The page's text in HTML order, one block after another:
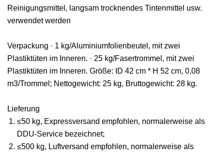
Reinigungsmittel, langsam trocknendes Tintenmittel usw.
verwendet werden
Verpackung · 1 kg/Aluminiumfolienbeutel, mit zwei
Plastiktüten im Inneren. · 25 kg/Fasertrommel, mit zwei
Plastiktüten im Inneren. Größe: ID 42 cm * H 52 cm, 0,08
m3/Trommel; Nettogewicht: 25 kg, Bruttogewicht: 28 kg.
Lieferung
≤50 kg, Expressversand empfohlen, normalerweise als
DDU-Service bezeichnet;
≤500 kg, Luftversand empfohlen, normalerweise als